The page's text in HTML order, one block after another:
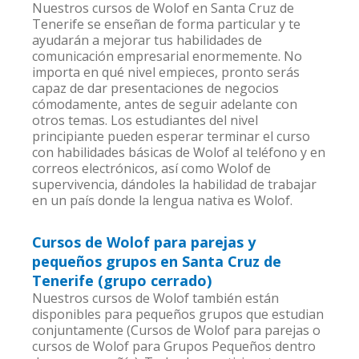
Nuestros cursos de Wolof en Santa Cruz de
Tenerife se enseñan de forma particular y te
ayudarán a mejorar tus habilidades de
comunicación empresarial enormemente. No
importa en qué nivel empieces, pronto serás
capaz de dar presentaciones de negocios
cómodamente, antes de seguir adelante con
otros temas. Los estudiantes del nivel
principiante pueden esperar terminar el curso
con habilidades básicas de Wolof al teléfono y en
correos electrónicos, así como Wolof de
supervivencia, dándoles la habilidad de trabajar
en un país donde la lengua nativa es Wolof.
Cursos de Wolof para parejas y
pequeños grupos en Santa Cruz de
Tenerife (grupo cerrado)
Nuestros cursos de Wolof también están
disponibles para pequeños grupos que estudian
conjuntamente (Cursos de Wolof para parejas o
cursos de Wolof para Grupos Pequeños dentro